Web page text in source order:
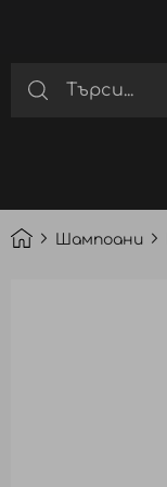
Шампоани